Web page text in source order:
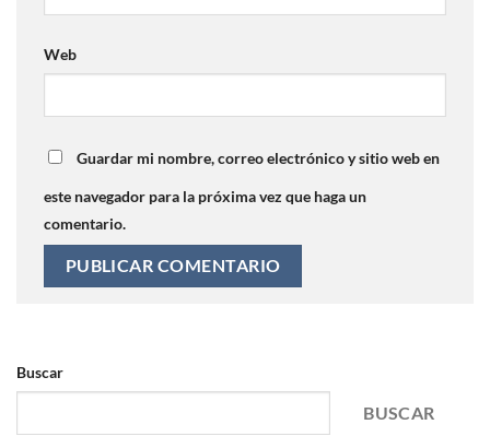
Web
Guardar mi nombre, correo electrónico y sitio web en
este navegador para la próxima vez que haga un
comentario.
Buscar
BUSCAR